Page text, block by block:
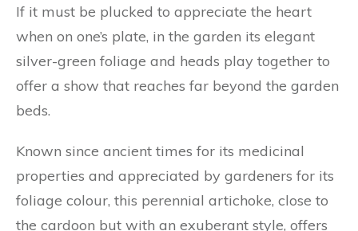
If it must be plucked to appreciate the heart
when on one’s plate, in the garden its elegant
silver-green foliage and heads play together to
offer a show that reaches far beyond the garden
beds.
Known since ancient times for its medicinal
properties and appreciated by gardeners for its
foliage colour, this perennial artichoke, close to
the cardoon but with an exuberant style, offers